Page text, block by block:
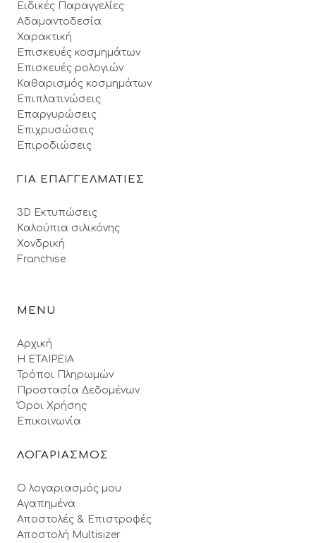
Ειδικές Παραγγελίες
Αδαμαντοδεσία
Χαρακτική
Επισκευές κοσμημάτων
Επισκευές ρολογιών
Καθαρισμός κοσμημάτων
Επιπλατινώσεις
Επαργυρώσεις
Επιχρυσώσεις
Επιροδιώσεις
ΓΙΑ ΕΠΑΓΓΕΛΜΑΤΙΕΣ
3D Εκτυπώσεις
Καλούπια σιλικόνης
Χονδρική
Franchise
MENU
Αρχική
Η ΕΤΑΙΡΕΙΑ
Τρόποι Πληρωμών
Προστασία Δεδομένων
Όροι Xρήσης
Επικοινωνία
ΛΟΓΑΡΙΑΣΜΟΣ
Ο λογαριασμός μου
Αγαπημένα
Αποστολές & Επιστροφές
Αποστολή Multisizer